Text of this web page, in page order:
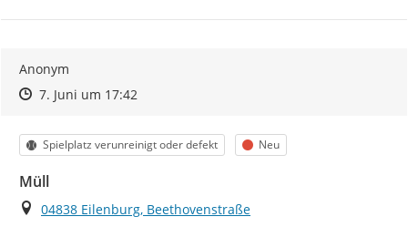
Anonym
Zeitpunkt des Erstellens
Zeitpunkt des Erstellens
7. Juni um 17:42Zur Äußerung
Kategorie
Spielplatz verunreinigt oder defekt Status
Neu
Müll
Ort
04838 Eilenburg, Beethovenstraße